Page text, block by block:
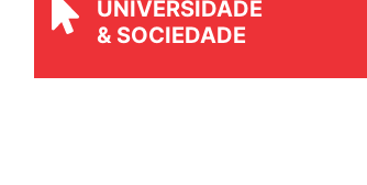
REVISTA
UNIVERSIDADE